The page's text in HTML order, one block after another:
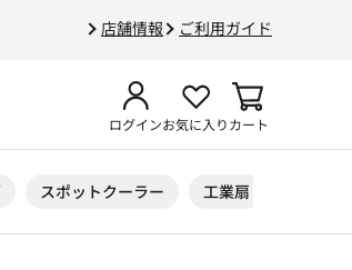
店舗情報 ご利用ガイド
ログインお気に入りカート
スポットクーラー 工業扇